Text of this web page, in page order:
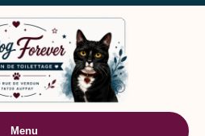
Menu